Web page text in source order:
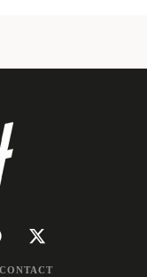
CONTACT